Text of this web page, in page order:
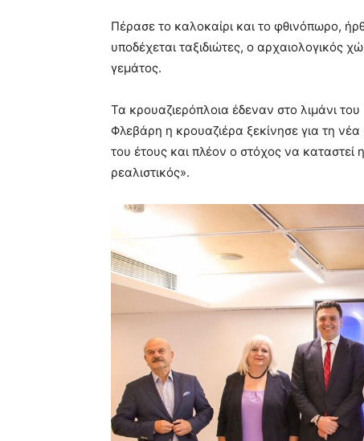
Πέρασε το καλοκαίρι και το φθινόπωρο,
υποδέχεται ταξιδιώτες, ο αρχαιολογικός
γεμάτος.
Τα κρουαζιερόπλοια έδεναν στο λιμάνι
Φλεβάρη η κρουαζιέρα ξεκίνησε για τη
του έτους και πλέον ο στόχος να
ρεαλιστικός».